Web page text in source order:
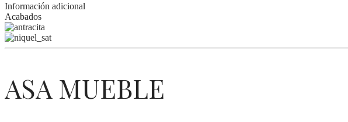
Información adicional
Acabados
ASA MUEBLE